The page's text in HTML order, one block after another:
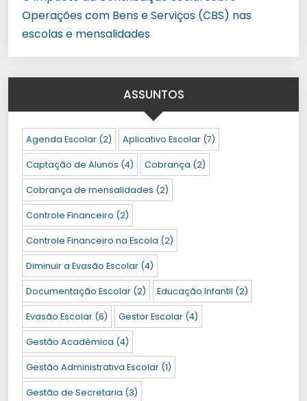
Operações com Bens e Serviços (CBS) nas
escolas e mensalidades
ASSUNTOS
Agenda Escolar (2) Aplicativo Escolar (7)
Captação de Alunos (4) Cobrança (2)
Cobrança de mensalidades (2)
Controle Financeiro (2)
Controle Financeiro na Escola (2)
Diminuir a Evasão Escolar (4)
Documentação Escolar (2) Educação Infantil (2)
Evasão Escolar (6) Gestor Escolar (4)
Gestão Acadêmica (4)
Gestão Administrativa Escolar (1)
Gestão de Secretaria (3)